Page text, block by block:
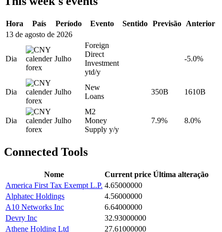
Hora País Período Evento Sentido Previsão
Anterior
13 de agosto de 2026
Dia Julho
Foreign
Direct
Investment
ytd/y
-5.0%
Dia Julho
New
Loans
350B 1610B
Dia Julho
M2
Money
Supply y/y
7.9% 8.0%
Connected Tools
Nome Current price Última alteração
America First Tax Exempt L.P. 4.65000000
Alphatec Holdings
4.56000000
A10 Networks Inc
6.64000000
Devry Inc
32.93000000
Athene Holding Ltd
27.61000000